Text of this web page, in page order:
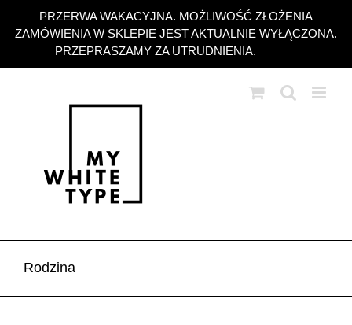
PRZERWA WAKACYJNA. MOŻLIWOŚĆ ZŁOŻENIA
ZAMÓWIENIA W SKLEPIE JEST AKTUALNIE WYŁĄCZONA.
PRZEPRASZAMY ZA UTRUDNIENIA.
zawartości
Rodzina